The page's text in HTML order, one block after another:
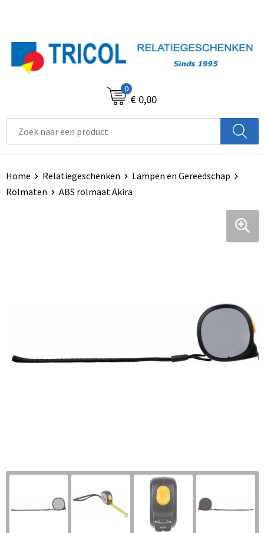
0
€ 0,00
Home Relatiegeschenken
Lampen en Gereedschap
Rolmaten
ABS rolmaat Akira